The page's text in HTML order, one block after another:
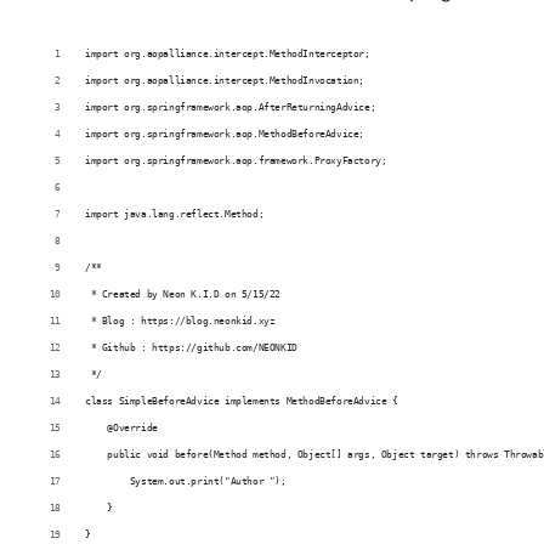
import org.aopalliance.intercept.MethodInterceptor;
import org.aopalliance.intercept.MethodInvocation;
import org.springframework.aop.AfterReturningAdvice;
import org.springframework.aop.MethodBeforeAdvice;
import org.springframework.aop.framework.ProxyFactory;
import java.lang.reflect.Method;
/**
* Created by Neon K.I.D on 5/15/22
* Blog : https://blog.neonkid.xyz
* Github : https://github.com/NEONKID
*/
class SimpleBeforeAdvice implements MethodBeforeAdvice {
    @Override
public void before(Method method, Object[] args, Object target) throws
        System.out.print("Author ");
    }
}